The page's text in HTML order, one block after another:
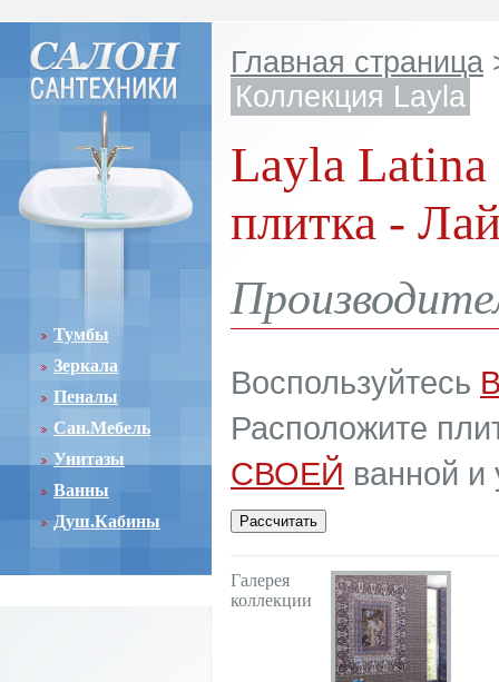
Тумбы
Зеркала
Пеналы
Сан.Мебель
Унитазы
Ванны
Душ.Кабины
Главная страница
Коллекция Layla
Layla Latina
плитка -
Воспользуйтесь
Расположите
СВОЕЙ ванной и
Галерея
коллекции